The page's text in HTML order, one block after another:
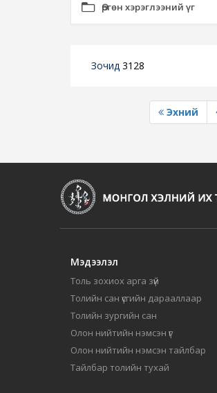
Өргөн хэрэглээний үг
Зочид 3128
Эхний
Мэдээлэл
Толь зохиох арга зүй
Толийн сан үсгийн дарааллаар
Толийн зургийн сан
Олон нийтийн нэмсэн үг
Олон нийтийн нэмсэн тайлбар
Тайлбар толийн тухай